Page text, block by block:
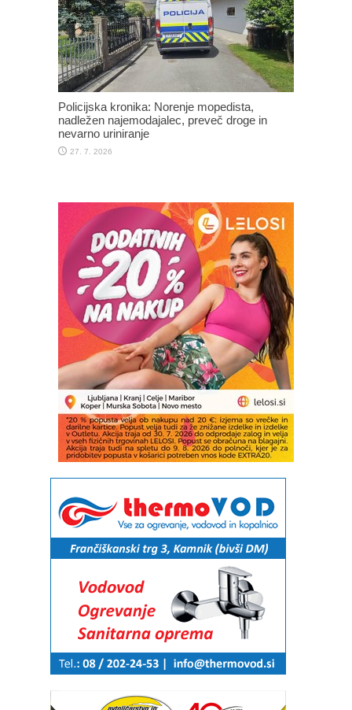
Policijska kronika: Norenje mopedista,
nadležen najemodajalec, preveč droge in
nevarno uriniranje
27. 7. 2026